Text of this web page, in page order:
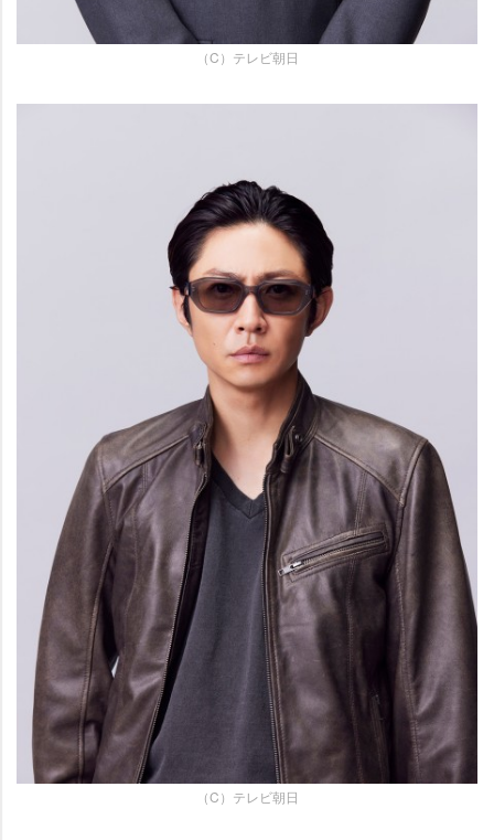
（C）テレビ朝日
（C）テレビ朝日